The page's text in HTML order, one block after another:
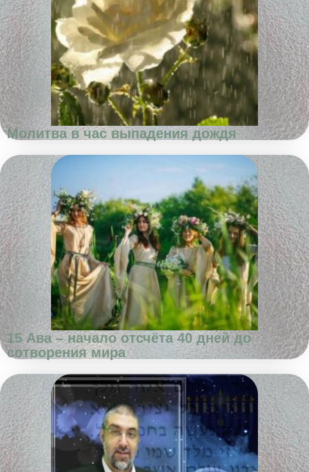
Молитва в час выпадения дождя
15 Ава – начало отсчёта 40 дней до
сотворения мира